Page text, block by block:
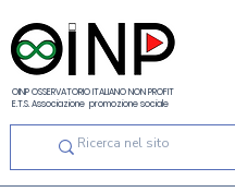
OINP OSSERVATORIO ITALIANO NON PROFIT
E.T.S. Associazione promozione sociale